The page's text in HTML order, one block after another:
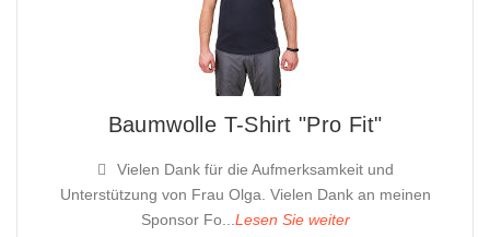
Baumwolle T-Shirt "Pro Fit"
Vielen Dank für die Aufmerksamkeit und
Unterstützung von Frau Olga. Vielen Dank an meinen
Sponsor Fo... Lesen Sie weiter